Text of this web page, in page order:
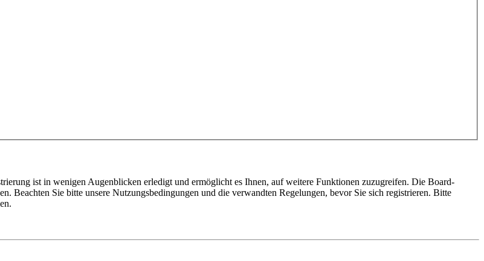
ist in wenigen Augenblicken erledigt und ermöglicht es Ihnen, auf weitere Funktionen zuzugreifen. Die Board-
Beachten Sie bitte unsere Nutzungsbedingungen und die verwandten Regelungen, bevor Sie sich registrieren. Bitte